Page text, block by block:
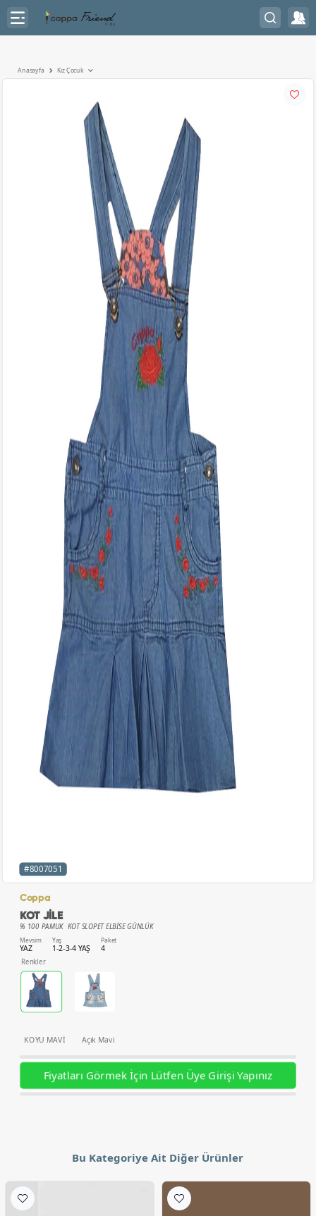
Anasayfa Kız Çocuk
#8007051
Coppa
KOT JİLE
% 100 PAMUK KOT SLOPET ELBİSE GÜNLÜK
Mevsim
YAZ
Yaş
1-2-3-4 YAŞ
Paket
4
Renkler
KOYU MAVİ Açık Mavi
Fiyatları Görmek İçin Lütfen Üye Girişi Yapınız
Bu Kategoriye Ait Diğer Ürünler